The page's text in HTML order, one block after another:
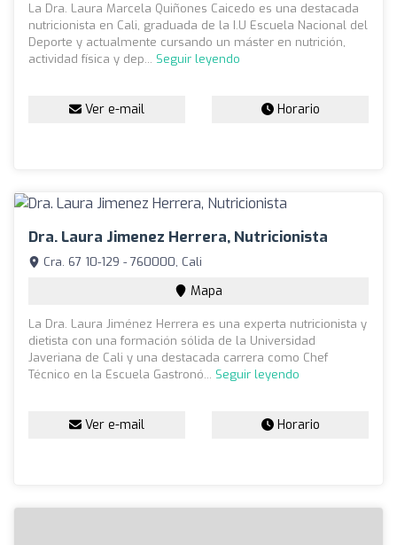
La Dra. Laura Marcela Quiñones Caicedo es una destacada
nutricionista en Cali, graduada de la I.U Escuela Nacional del
Deporte y actualmente cursando un máster en nutrición,
actividad física y dep... Seguir leyendo
Ver e-mail Horario
Dra. Laura Jimenez Herrera, Nutricionista
Cra. 67 10-129 - 760000, Cali
Mapa
La Dra. Laura Jiménez Herrera es una experta nutricionista y
dietista con una formación sólida de la Universidad
Javeriana de Cali y una destacada carrera como Chef
Técnico en la Escuela Gastronó... Seguir leyendo
Ver e-mail Horario